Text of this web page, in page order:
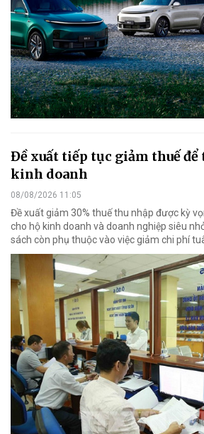
Đề xuất tiếp tục giảm thuế để
kinh doanh
08/08/2026 11:05
Đề xuất giảm 30% thuế thu nhập được kỳ
cho hộ kinh doanh và doanh nghiệp siêu
sách còn phụ thuộc vào việc giảm chi phí